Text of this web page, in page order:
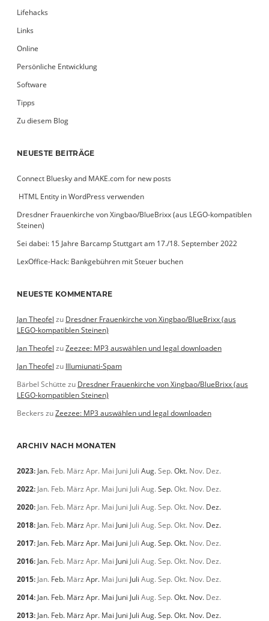
Lifehacks
Links
Online
Persönliche Entwicklung
Software
Tipps
Zu diesem Blog
NEUESTE BEITRÄGE
Connect Bluesky and MAKE.com for new posts
­ HTML Entity in WordPress verwenden
Dresdner Frauenkirche von Xingbao/BlueBrixx (aus LEGO-kompatiblen
Steinen)
Sei dabei: 15 Jahre Barcamp Stuttgart am 17./18. September 2022
LexOffice-Hack: Bankgebühren mit Steuer buchen
NEUESTE KOMMENTARE
Jan Theofel zu Dresdner Frauenkirche von Xingbao/BlueBrixx (aus
LEGO-kompatiblen Steinen)
Jan Theofel zuZeezee: MP3 auswählen und legal downloaden
Jan Theofel zu Illumiunati-Spam
Bärbel Schütte zu Dresdner Frauenkirche von Xingbao/BlueBrixx (aus
LEGO-kompatiblen Steinen)
Beckers zuZeezee: MP3 auswählen und legal downloaden
ARCHIV NACH MONATEN
2023: Jan. Feb. März Apr. Mai Juni Juli Aug.Sep.Okt. Nov. Dez.
2022: Jan. Feb. März Apr. Mai Juni Juli Aug.Sep.Okt. Nov. Dez.
2020: Jan. Feb. März Apr. Mai Juni Juli Aug.Sep.Okt. Nov. Dez.
2018: Jan. Feb. März Apr. Mai Juni Juli Aug.Sep.Okt. Nov. Dez.
2017: Jan. Feb. März Apr. Mai Juni Juli Aug.Sep.Okt. Nov. Dez.
2016: Jan. Feb. März Apr. Mai Juni Juli Aug.Sep.Okt. Nov. Dez.
2015: Jan. Feb. März Apr. Mai Juni Juli Aug.Sep.Okt. Nov. Dez.
2014: Jan. Feb. März Apr. Mai Juni Juli Aug.Sep.Okt. Nov. Dez.
2013: Jan. Feb. März Apr. Mai Juni Juli Aug.Sep.Okt. Nov. Dez.